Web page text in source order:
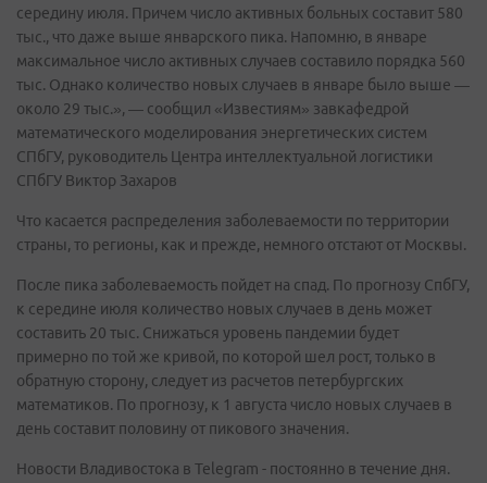
середину июля. Причем число активных больных составит 580
тыс., что даже выше январского пика. Напомню, в январе
максимальное число активных случаев составило порядка 560
тыс. Однако количество новых случаев в январе было выше —
около 29 тыс.», — сообщил «Известиям» завкафедрой
математического моделирования энергетических систем
СПбГУ, руководитель Центра интеллектуальной логистики
СПбГУ Виктор Захаров
Что касается распределения заболеваемости по территории
страны, то регионы, как и прежде, немного отстают от Москвы.
После пика заболеваемость пойдет на спад. По прогнозу СпбГУ,
к середине июля количество новых случаев в день может
составить 20 тыс. Снижаться уровень пандемии будет
примерно по той же кривой, по которой шел рост, только в
обратную сторону, следует из расчетов петербургских
математиков. По прогнозу, к 1 августа число новых случаев в
день составит половину от пикового значения.
Новости Владивостока в Telegram - постоянно в течение дня.